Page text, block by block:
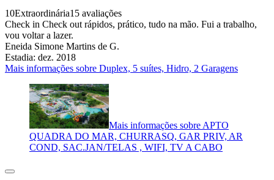
10Extraordinária15 avaliações
Check in Check out rápidos, prático, tudo na mão. Fui a trabalho,
vou voltar a lazer.
Eneida Simone Martins de G.
Estadia: dez. 2018
Mais informações sobre Duplex, 5 suítes, Hidro, 2 Garagens
Mais informações sobre APTO
QUADRA DO MAR, CHURRASQ, GAR PRIV, AR
COND, SAC.JAN/TELAS , WIFI, TV A CABO